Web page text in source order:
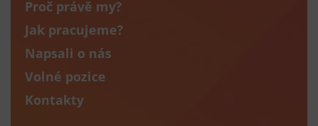
Proč právě my?
Jak pracujeme?
Napsali o nás
Volné pozice
Kontakty